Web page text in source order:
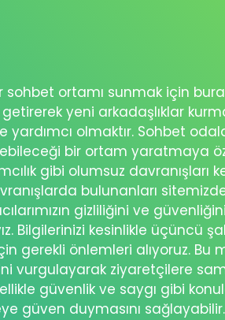
sohbet ortamı sunmak için
yeni arkadaşlıklar
olmaktır. Sohbet
bir ortam yaratmaya
gibi olumsuz davranışları
bulunanları
gizliliğini ve
Bilgilerinizi kesinlikle üçüncü
gerekli önlemleri alıyoruz. Bu
vurgulayarak ziyaretçilere
güvenlik ve saygı gibi
güven duymasını sağlayabilir.